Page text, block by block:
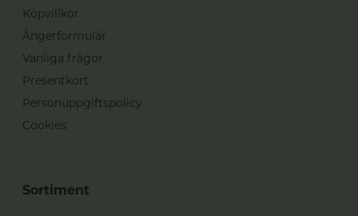
Köpvillkor
Ångerformulär
Vanliga frågor
Presentkort
Personuppgiftspolicy
Cookies
Sortiment